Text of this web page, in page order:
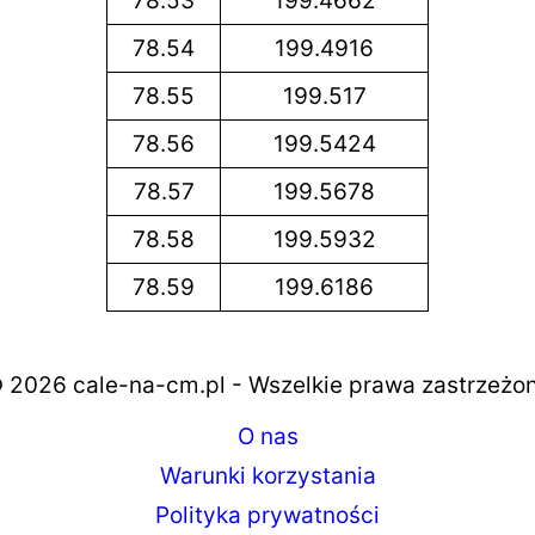
78.54
199.4916
78.55
199.517
78.56
199.5424
78.57
199.5678
78.58
199.5932
78.59
199.6186
cale-na-cm.pl - Wszelkie prawa
O nas
Warunki korzystania
Polityka prywatności